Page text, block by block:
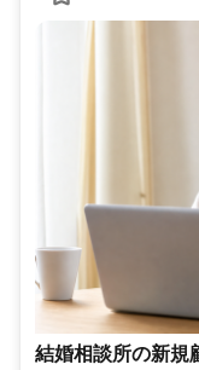
結婚相談所の新規